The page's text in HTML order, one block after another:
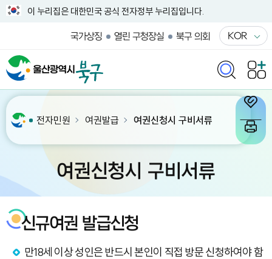
이 누리집은 대한민국 공식 전자정부 누리집입니다.
국가상징 열린 구청장실 북구 의회 KOR
전자민원 여권발급 여권신청시 구비서류
여권신청시 구비서류
신규여권 발급신청
만18세 이상 성인은 반드시 본인이 직접 방문 신청하여야 함